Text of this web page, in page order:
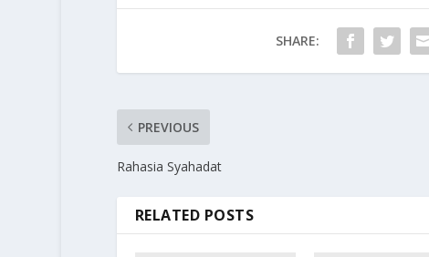
SHARE:
PREVIOUS
Rahasia Syahadat
RELATED POSTS